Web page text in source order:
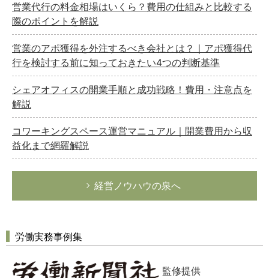
営業代行の料金相場はいくら？費用の仕組みと比較する
際のポイントを解説
営業のアポ獲得を外注するべき会社とは？｜アポ獲得代
行を検討する前に知っておきたい4つの判断基準
シェアオフィスの開業手順と成功戦略！費用・注意点を
解説
コワーキングスペース運営マニュアル｜開業費用から収
益化まで網羅解説
経営ノウハウの泉へ
労働実務事例集
監修提供